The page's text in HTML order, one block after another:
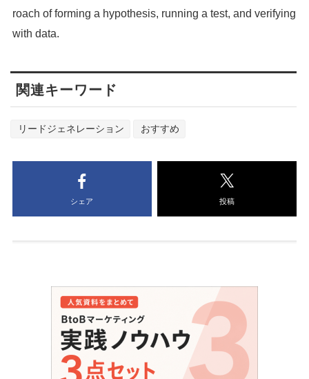
roach of forming a hypothesis, running a test, and verifying
with data.
関連キーワード
リードジェネレーション おすすめ
シェア 投稿